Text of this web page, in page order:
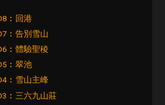
回港
告別雪山
體驗聖稜
翠池
雪山主峰
三六九山莊